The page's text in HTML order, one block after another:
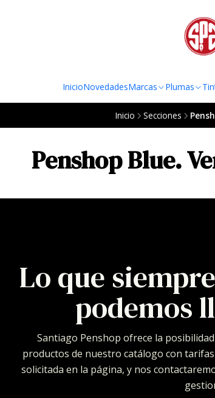
InicioNovedadesMarcas Plumas
Inicio Secciones
Penshop Blue.
Lo que
podemos
Santiago Penshop ofrece la
productos de nuestro catálogo con
solicitada en la página, y nos